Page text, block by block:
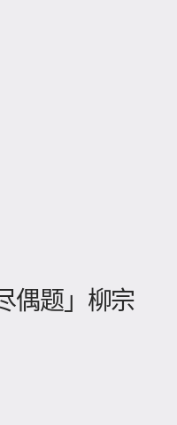
偶题」柳宗